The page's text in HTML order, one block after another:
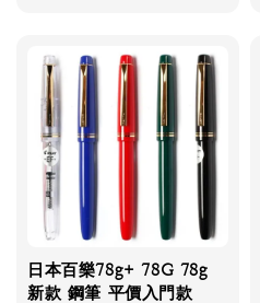
日本百樂78g+ 78G 78g
新款 鋼筆 平價入門款